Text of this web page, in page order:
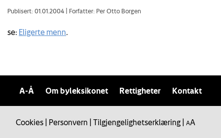
Publisert: 01.01.2004 Forfatter: Per Otto Borgen
se: Eligerte menn.
A-Å Om byleksikonet Rettigheter Kontakt
Cookies Personvern Tilgjengelighetserklæring AA